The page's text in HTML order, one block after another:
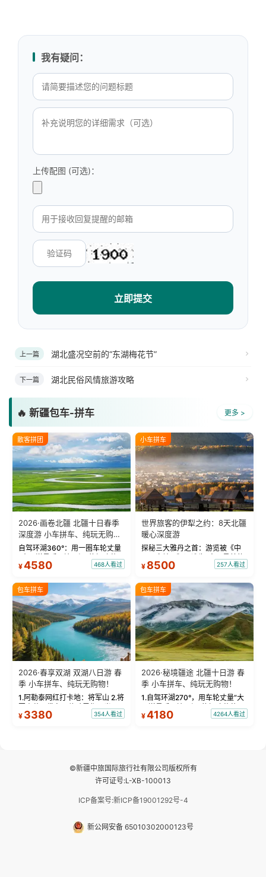
我有疑问：
上传配图 (可选)：
立即提交
上一篇 湖北盛况空前的“东湖梅花节”
下一篇 湖北民俗风情旅游攻略
🔥 新疆包车-拼车 更多 >
散客拼团
2026·画卷北疆 北疆十日春季
深度游 小车拼车、纯玩无购
物！
自驾环湖360°：用一圈车轮丈量
“大西洋最后一滴眼泪”的极致蔚
蓝。 赛湖旅拍：甄选多款风格服
绝美瞬间。 赛湖坦克300跟车视
频：专业摄影师...
¥4580 468人看过
小车拼车
世界旅客的伊犁之约：8天北疆
暖心深度游
探秘三大雅丹之首：游览被《中
国国家地理》评选为“中国最美的
三大雅丹”第一名的克拉玛依魔鬼
瓦人最大村落——禾木村，欣赏
晨雾与小木...
¥ 8500 257人看过
包车拼车
2026·春享双湖 双湖八日游 春
季 小车拼车、纯玩无购物！
1.阿勒泰网红打卡地：将军山 2.将
军山落日缆车，体验雪都风光 3.
将军山，夕阳派对，蹦迪party 4.
¥ 3380 354人看过
包车拼车
2026·秘境疆途 北疆十日游 春
季 小车拼车、纯玩无购物！
1.自驾环湖270°，用车轮丈量“大
西洋最后一滴眼泪”的极致蔚蓝，
让雪山、花海与深邃湖水在转弯
¥4180 4264人看过
©新疆中旅国际旅行社有限公司版权所有
许可证号:L-XB-100013
ICP备案号:新ICP备19001292号-4
新公网安备 65010302000123号